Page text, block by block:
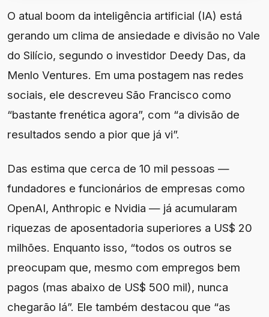
O atual boom da inteligência artificial (IA) está
gerando um clima de ansiedade e divisão no Vale
do Silício, segundo o investidor Deedy Das, da
Menlo Ventures. Em uma postagem nas redes
sociais, ele descreveu São Francisco como
“bastante frenética agora”, com “a divisão de
resultados sendo a pior que já vi”.
Das estima que cerca de 10 mil pessoas —
fundadores e funcionários de empresas como
OpenAI, Anthropic e Nvidia — já acumularam
riquezas de aposentadoria superiores a US$ 20
milhões. Enquanto isso, “todos os outros se
preocupam que, mesmo com empregos bem
pagos (mas abaixo de US$ 500 mil), nunca
chegarão lá”. Ele também destacou que “as